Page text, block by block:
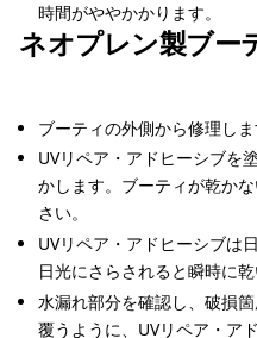
時間がややかかります。
ネオプレン製ブー
ブーティの外側から修理しま
UVリペア・アドヒーシブを
かします。ブーティが乾か
さい。
UVリペア・アドヒーシブは
日光にさらされると瞬時に乾
水漏れ部分を確認し、破損
覆うように、UVリペア・ア